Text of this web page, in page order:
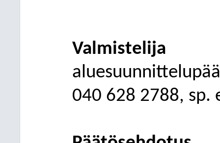
Valmistelija
040 628 2788, sp.